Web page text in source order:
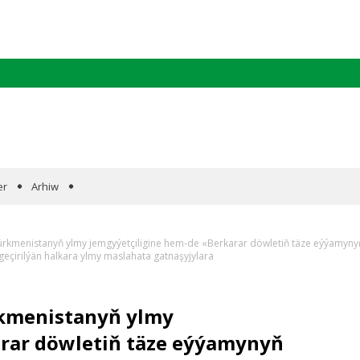
Arhiw
ylmy jemgyýetçiligine hem-de «Berkarar döwletiň täze
halkara ylmy maslahata gatnaşyjylara
ylmy
döwletiň täze eýýamynyň